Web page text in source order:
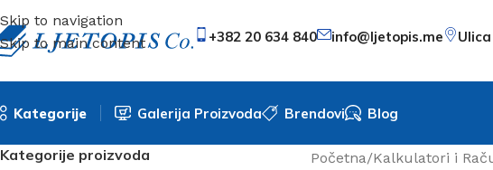
Skip to navigation
Skip to main content
+382 20 634 840 info@ljetopis.me
Kategorije Galerija Proizvoda Brendovi Blog
Kategorije proizvoda Početna/Kalkulatori i